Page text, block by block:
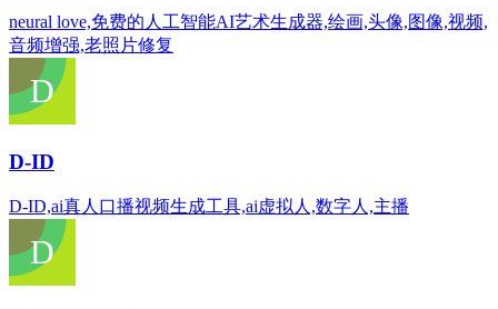
neural love,免费的人工智能AI艺术生成器,绘画,头像,图像,视频,
音频增强,老照片修复
D-ID
D-ID,ai真人口播视频生成工具,ai虚拟人,数字人,主播